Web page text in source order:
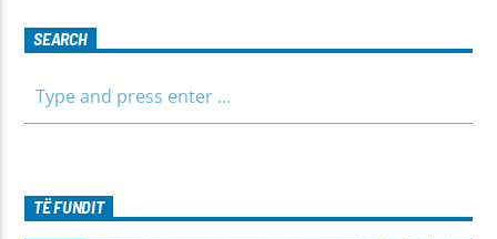
SEARCH
TË FUNDIT